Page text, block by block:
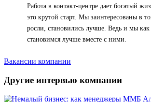
Работа в контакт-центре дает богатый
это крутой старт. Мы заинтересованы в
росли, становились лучше. Ведь и мы
становимся лучше вместе с ними.
Вакансии компании
Другие интервью компании